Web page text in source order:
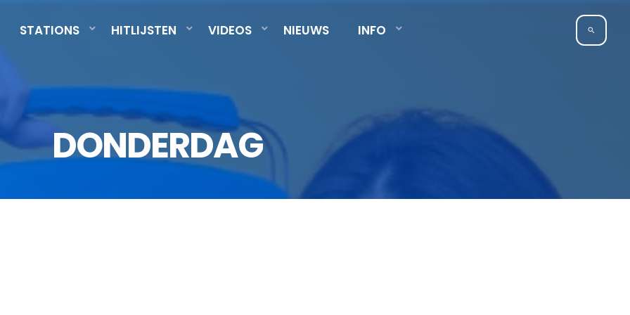
STATIONS HITLIJSTEN VIDEOS NIEUWS INFO search
DONDERDAG